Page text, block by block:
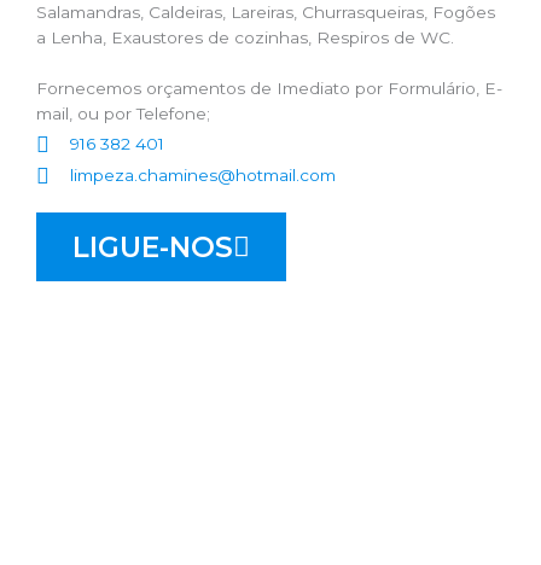
Salamandras, Caldeiras, Lareiras, Churrasqueiras, Fogões
a Lenha, Exaustores de cozinhas, Respiros de WC.
Fornecemos orçamentos de Imediato por Formulário, E-
mail, ou por Telefone;
916 382 401
limpeza.chamines@hotmail.com
LIGUE-NOS